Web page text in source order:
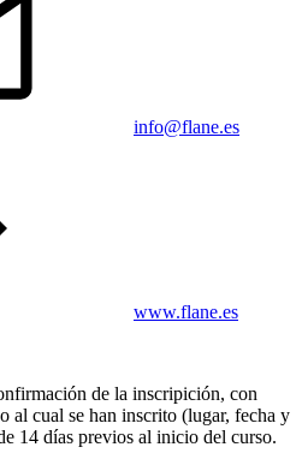
info@flane.es
www.flane.es
de la inscripición, con
al cual se han inscrito (lugar, fecha y
14 días previos al inicio del curso.